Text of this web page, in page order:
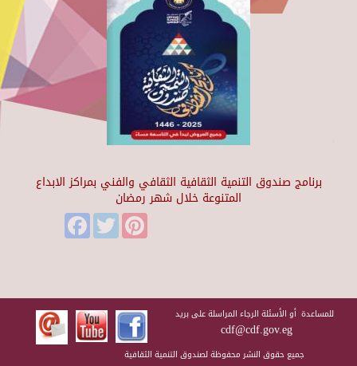
برنامج صندوق التنمية الثقافية الثقافي والفني بمراكز الابداع
المتنوعة خلال شهر رمضان
FacebookTwitter
للمساعدة أو الأسئلة الرجاء المراسلة على بريد
cdf@cdf.gov.eg
جميع حقوق النشر محفوظة لصندوق التنمية الثقافية